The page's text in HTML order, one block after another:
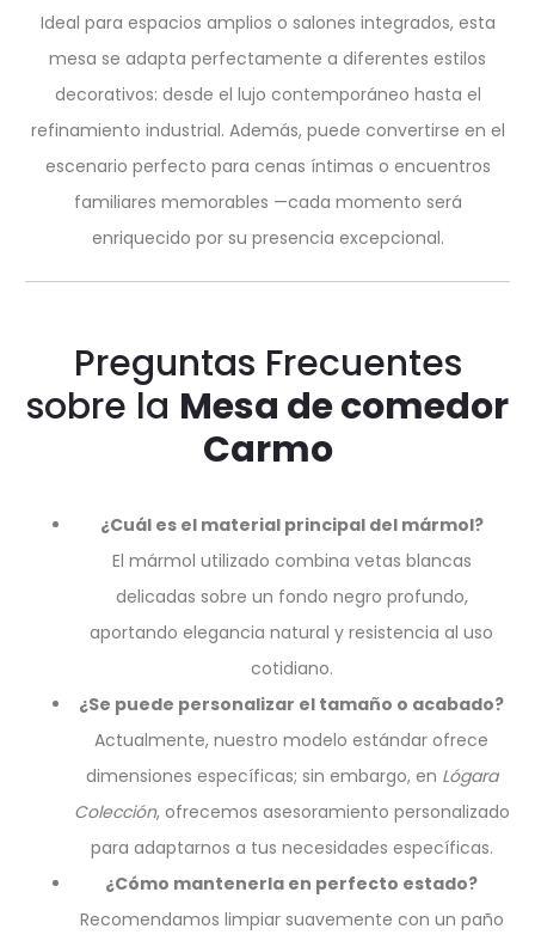
Ideal para espacios amplios o salones integrados, esta
mesa se adapta perfectamente a diferentes estilos
decorativos: desde el lujo contemporáneo hasta el
refinamiento industrial. Además, puede convertirse en el
escenario perfecto para cenas íntimas o encuentros
familiares memorables —cada momento será
enriquecido por su presencia excepcional.
Preguntas Frecuentes
sobre la Mesa de comedor
Carmo
¿Cuál es el material principal del mármol?
El mármol utilizado combina vetas blancas
delicadas sobre un fondo negro profundo,
aportando elegancia natural y resistencia al uso
cotidiano.
¿Se puede personalizar el tamaño o acabado?
Actualmente, nuestro modelo estándar ofrece
dimensiones específicas; sin embargo, en Lógara
Colección, ofrecemos asesoramiento personalizado
para adaptarnos a tus necesidades específicas.
¿Cómo mantenerla en perfecto estado?
Recomendamos limpiar suavemente con un paño